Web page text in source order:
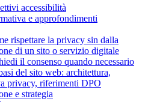
accessibilità
e approfondimenti
rispettare la privacy sin dalla
di un sito o servizio digitale
il consenso quando necessario
del sito web: architettura,
privacy, riferimenti DPO
e strategia